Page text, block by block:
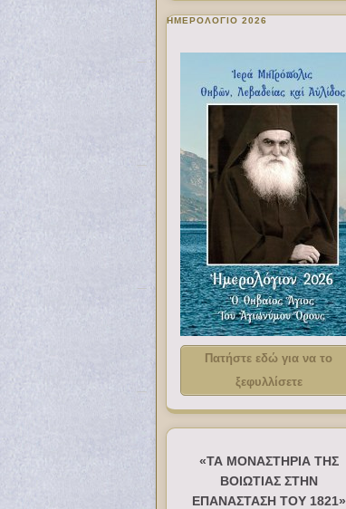
ΗΜΕΡΟΛΟΓΙΟ 2026
Πατήστε εδώ για να το
ξεφυλλίσετε
«ΤΑ ΜΟΝΑΣΤΗΡΙΑ ΤΗΣ
ΒΟΙΩΤΙΑΣ ΣΤΗΝ
ΕΠΑΝΑΣΤΑΣΗ ΤΟΥ 1821»